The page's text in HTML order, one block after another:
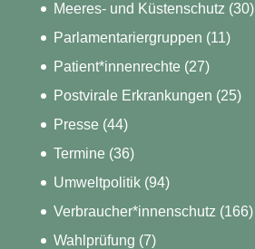
Meeres- und Küstenschutz (30)
Parlamentariergruppen (11)
Patient*innenrechte(27)
Postvirale Erkrankungen (25)
Presse(44)
Termine(36)
Umweltpolitik(94)
Verbraucher*innenschutz (166)
Wahlprüfung (7)